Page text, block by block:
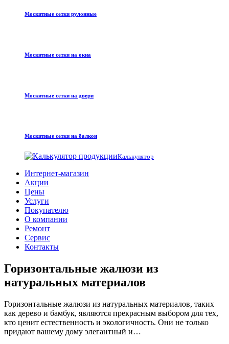
Москитные сетки рулонные
Москитные сетки на окна
Москитные сетки на двери
Москитные сетки на балкон
Калькулятор
Интернет-магазин
Акции
Цены
Услуги
Покупателю
О компании
Ремонт
Сервис
Контакты
Горизонтальные жалюзи из
натуральных материалов
Горизонтальные жалюзи из натуральных материалов, таких
как дерево и бамбук, являются прекрасным выбором для тех,
кто ценит естественность и экологичность. Они не только
придают вашему дому элегантный и…